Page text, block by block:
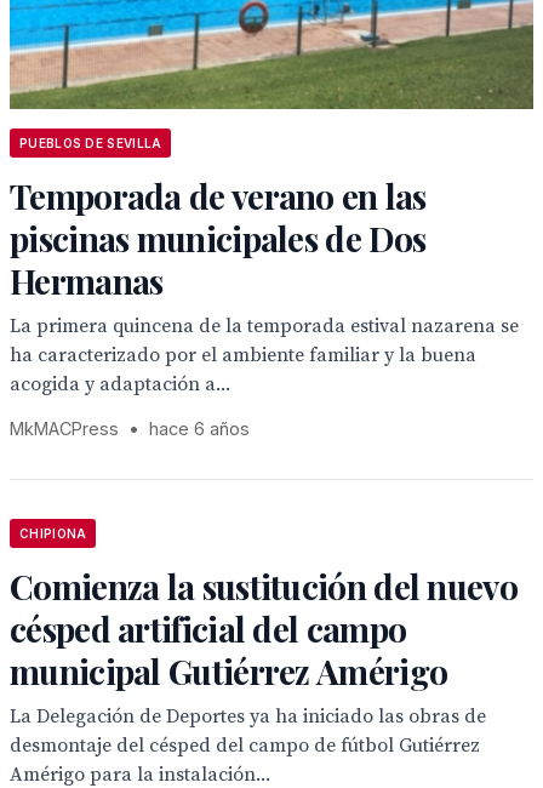
PUEBLOS DE SEVILLA
Temporada de verano en las
piscinas municipales de Dos
Hermanas
La primera quincena de la temporada estival nazarena se
ha caracterizado por el ambiente familiar y la buena
acogida y adaptación a...
MkMACPress • hace 6 años
CHIPIONA
Comienza la sustitución del nuevo
césped artificial del campo
municipal Gutiérrez Amérigo
La Delegación de Deportes ya ha iniciado las obras de
desmontaje del césped del campo de fútbol Gutiérrez
Amérigo para la instalación...